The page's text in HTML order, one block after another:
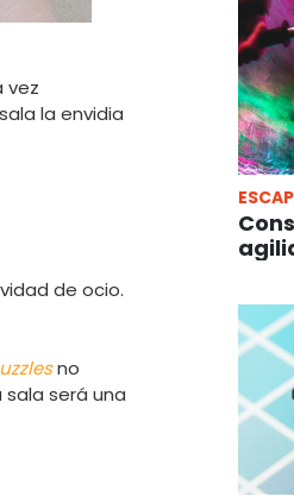
vez
la envidia
de ocio.
no
será una